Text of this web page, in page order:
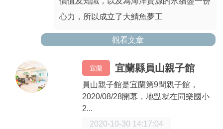
心力，所以成立了大鯖魚夢工
觀看文章
宜蘭 宜蘭縣員山親子館
員山親子館是宜蘭第9間親子館，
2020/08/28開幕，地點就在同樂國小
2...
2020-10-30 14:17:04